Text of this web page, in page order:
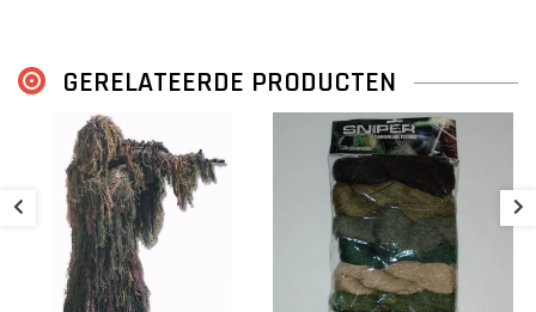
GERELATEERDE PRODUCTEN